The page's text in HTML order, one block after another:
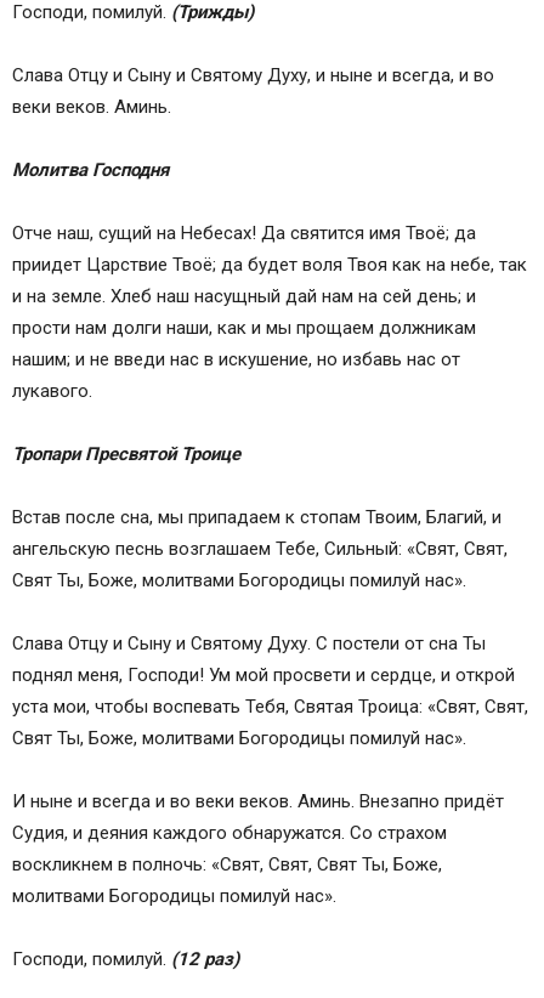
Господи, помилуй. (Трижды)
Слава Отцу и Сыну и Святому Духу, и ныне и всегда, и во
веки веков. Аминь.
Молитва Господня
Отче наш, сущий на Небесах! Да святится имя Твоё; да
приидет Царствие Твоё; да будет воля Твоя как на небе, так
и на земле. Хлеб наш насущный дай нам на сей день; и
прости нам долги наши, как и мы прощаем должникам
нашим; и не введи нас в искушение, но избавь нас от
лукавого.
Тропари Пресвятой Троице
Встав после сна, мы припадаем к стопам Твоим, Благий, и
ангельскую песнь возглашаем Тебе, Сильный: «Свят, Свят,
Свят Ты, Боже, молитвами Богородицы помилуй нас».
Слава Отцу и Сыну и Святому Духу. С постели от сна Ты
поднял меня, Господи! Ум мой просвети и сердце, и открой
уста мои, чтобы воспевать Тебя, Святая Троица: «Свят, Свят,
Свят Ты, Боже, молитвами Богородицы помилуй нас».
И ныне и всегда и во веки веков. Аминь. Внезапно придёт
Судия, и деяния каждого обнаружатся. Со страхом
воскликнем в полночь: «Свят, Свят, Свят Ты, Боже,
молитвами Богородицы помилуй нас».
Господи, помилуй. (12 раз)